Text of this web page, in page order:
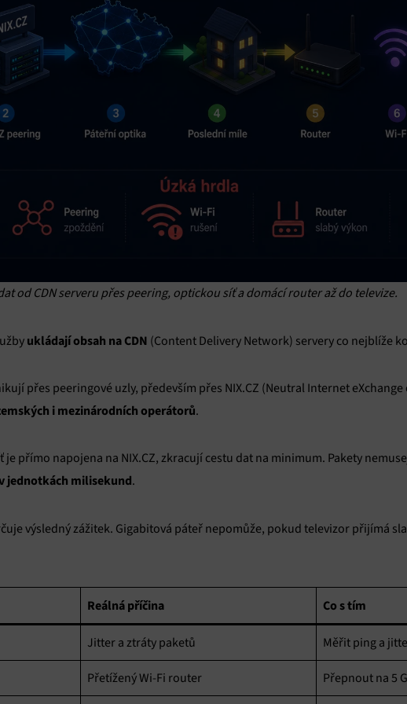
a zobrazování reklamy a obsahu, Ukládání a sdělování voleb
osobních údajů.
od CDN serveru přes peering, optickou síť a domácí router až do televize.
ukládají obsah na CDN (Content Delivery Network) servery co nejblíže
přes peeringové uzly, především přes NIX.CZ (Neutral Internet eXchange
i mezinárodních operátorů.
přímo napojena na NIX.CZ, zkracují cestu dat na minimum. Pakety
jednotkách milisekund.
výsledný zážitek. Gigabitová páteř nepomůže, pokud televizor přijímá
Reálná příčina Co s tím
Jitter a ztráty paketů Měřit ping a
Přetížený Wi-Fi router Přepnout na 5